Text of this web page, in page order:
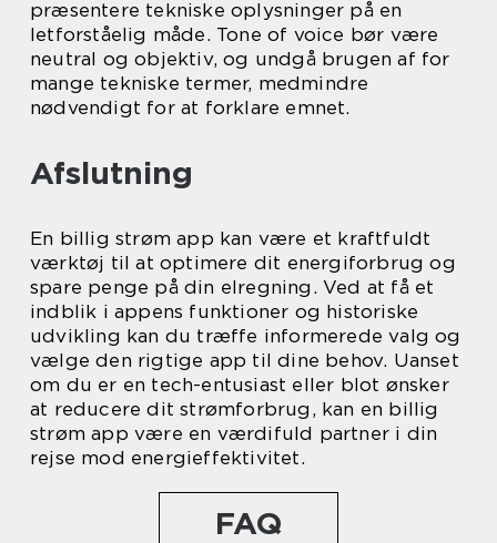
præsentere tekniske oplysninger på en
letforståelig måde. Tone of voice bør være
neutral og objektiv, og undgå brugen af for
mange tekniske termer, medmindre
nødvendigt for at forklare emnet.
Afslutning
En billig strøm app kan være et kraftfuldt
værktøj til at optimere dit energiforbrug og
spare penge på din elregning. Ved at få et
indblik i appens funktioner og historiske
udvikling kan du træffe informerede valg og
vælge den rigtige app til dine behov. Uanset
om du er en tech-entusiast eller blot ønsker
at reducere dit strømforbrug, kan en billig
strøm app være en værdifuld partner i din
rejse mod energieffektivitet.
FAQ